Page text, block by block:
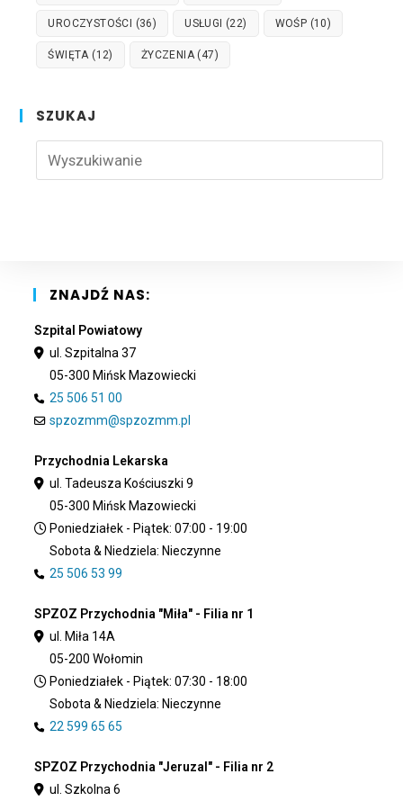
UROCZYSTOŚCI (36) USŁUGI (22) WOŚP (10)
ŚWIĘTA(12) ŻYCZENIA(47)
SZUKAJ
ZNAJDŹ NAS:
Szpital Powiatowy
ul. Szpitalna 37
05-300 Mińsk Mazowiecki
25 506 51 00
spzozmm@spzozmm.pl
Przychodnia Lekarska
ul. Tadeusza Kościuszki 9
05-300 Mińsk Mazowiecki
Poniedziałek - Piątek: 07:00 - 19:00
Sobota & Niedziela: Nieczynne
25 506 53 99
SPZOZ Przychodnia "Miła" - Filia nr 1
ul. Miła 14A
05-200 Wołomin
Poniedziałek - Piątek: 07:30 - 18:00
Sobota & Niedziela: Nieczynne
22 599 65 65
SPZOZ Przychodnia "Jeruzal" - Filia nr 2
ul. Szkolna 6